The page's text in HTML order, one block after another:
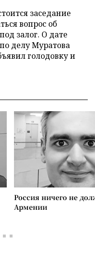
заседание
вопрос об
залог. О дате
делу Муратова
голодовку и
Россия ничего не
Армении